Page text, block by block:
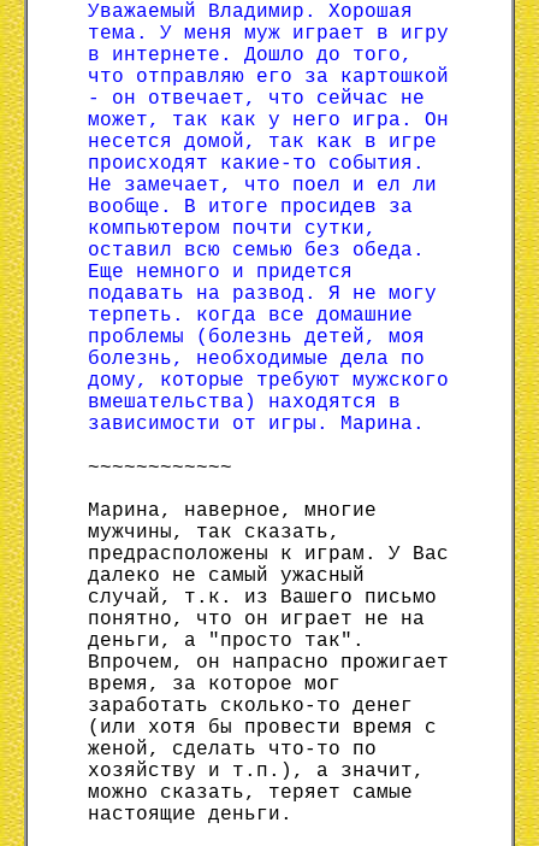
Уважаемый Владимир. Хорошая
тема. У меня муж играет в игру
в интернете. Дошло до того,
что отправляю его за картошкой
- он отвечает, что сейчас не
может, так как у него игра. Он
несется домой, так как в игре
происходят какие-то события.
Не замечает, что поел и ел ли
вообще. В итоге просидев за
компьютером почти сутки,
оставил всю семью без обеда.
Еще немного и придется
подавать на развод. Я не могу
терпеть. когда все домашние
проблемы (болезнь детей, моя
болезнь, необходимые дела по
дому, которые требуют мужского
вмешательства) находятся в
зависимости от игры. Марина.
~~~~~~~~~~~~
Марина, наверное, многие
мужчины, так сказать,
предрасположены к играм. У Вас
далеко не самый ужасный
случай, т.к. из Вашего письмо
понятно, что он играет не на
деньги, а "просто так".
Впрочем, он напрасно прожигает
время, за которое мог
заработать сколько-то денег
(или хотя бы провести время с
женой, сделать что-то по
хозяйству и т.п.), а значит,
можно сказать, теряет самые
настоящие деньги.